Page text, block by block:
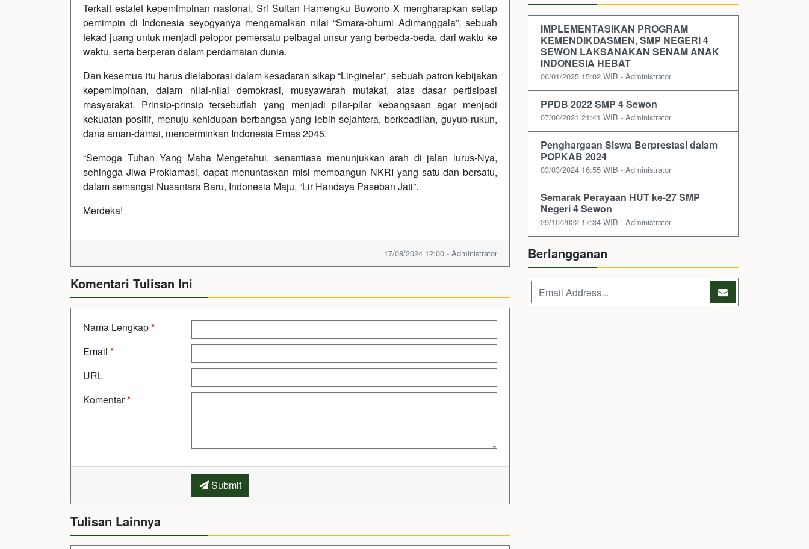
Terkait estafet kepemimpinan nasional, Sri Sultan Hamengku Buwono X mengharapkan setiap
pemimpin di Indonesia seyogyanya mengamalkan nilai “Smara-bhumi Adimanggala”, sebuah
tekad juang untuk menjadi pelopor pemersatu pelbagai unsur yang berbeda-beda, dari waktu ke
waktu, serta berperan dalam perdamaian dunia.
Dan kesemua itu harus dielaborasi dalam kesadaran sikap “Lir-ginelar”, sebuah patron kebijakan
kepemimpinan, dalam nilai-nilai demokrasi, musyawarah mufakat, atas dasar pertisipasi
masyarakat. Prinsip-prinsip tersebutlah yang menjadi pilar-pilar kebangsaan agar menjadi
kekuatan positif, menuju kehidupan berbangsa yang lebih sejahtera, berkeadilan, guyub-rukun,
dana aman-damai, mencerminkan Indonesia Emas 2045.
“Semoga Tuhan Yang Maha Mengetahui, senantiasa menunjukkan arah di jalan lurus-Nya,
sehingga Jiwa Proklamasi, dapat menuntaskan misi membangun NKRI yang satu dan bersatu,
dalam semangat Nusantara Baru, Indonesia Maju, “Lir Handaya Paseban Jati”.
Merdeka!
17/08/2024 12:00 - Administrator
Komentari Tulisan Ini
Nama Lengkap*
Email *
URL
Komentar*
Submit
Tulisan Lainnya
IMPLEMENTASIKAN PROGRAM
KEMENDIKDASMEN, SMP NEGERI 4
SEWON LAKSANAKAN SENAM ANAK
INDONESIA HEBAT
06/01/2025 15:02 WIB - Administrator
PPDB 2022 SMP 4 Sewon
07/06/2021 21:41 WIB - Administrator
Penghargaan Siswa Berprestasi dalam
POPKAB 2024
03/03/2024 16:55 WIB - Administrator
Semarak Perayaan HUT ke-27 SMP
Negeri 4 Sewon
29/10/2022 17:34 WIB - Administrator
Berlangganan